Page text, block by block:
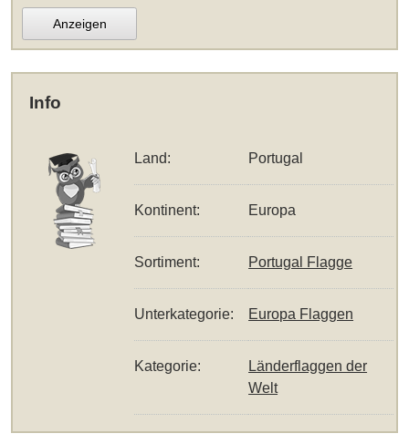
Anzeigen
Info
Land: Portugal
Kontinent: Europa
Sortiment: Portugal Flagge
Unterkategorie: Europa Flaggen
Kategorie:
Länderflaggen der
Welt